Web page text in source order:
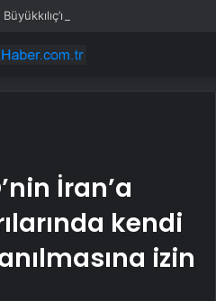
ağırladı
İran’a
kendi
izin